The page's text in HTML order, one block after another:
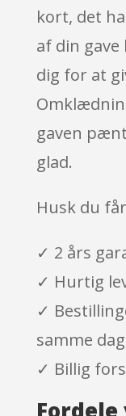
kort, det
af din
dig for at
gaven
glad.
Husk du
✓ 2 års
✓ Hurtig
✓
samme dag
✓ Billig